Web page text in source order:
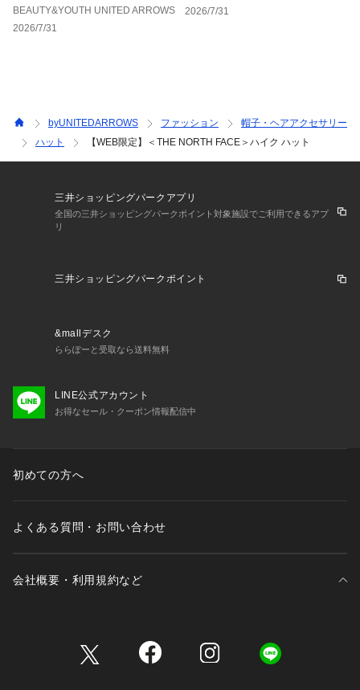
BEAUTY&YOUTH UNITED ARROWS
2026/7/31
2026/7/31
byUNITEDARROWS ファッション
帽子・ヘアアクセサリー
ハット
【WEB限定】＜THE NORTH FACE＞ハイク ハット
三井ショッピングパークアプリ
全国の三井ショッピングパークポイント対象施設でご利用できるアプ
リ
三井ショッピングパークポイント
&mallデスク
ららぽーと受取なら送料無料
LINE公式アカウント
お得なセール・クーポン情報配信中
初めての方へ
よくある質問・お問い合わせ
会社概要・利用規約など